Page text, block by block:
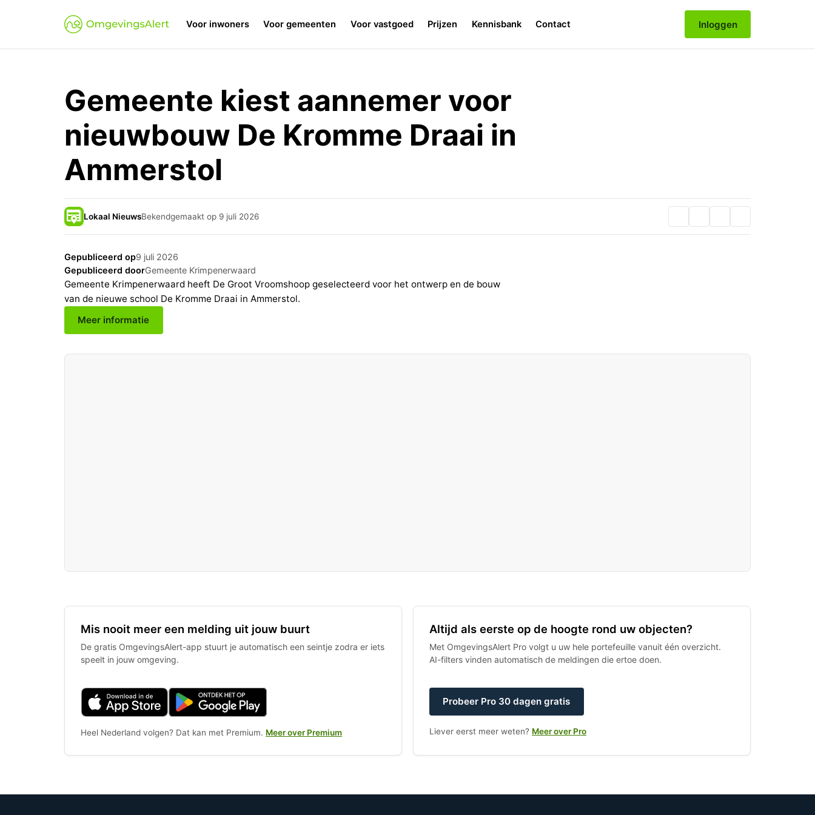
Voor inwoners Voor gemeenten Voor vastgoed Prijzen Kennisbank Contact Inloggen
Gemeente kiest aannemer voor
nieuwbouw De Kromme Draai in
Ammerstol
Lokaal NieuwsBekendgemaakt op 9 juli 2026
Gepubliceerd op9 juli 2026
Gepubliceerd doorGemeente Krimpenerwaard
Gemeente Krimpenerwaard heeft De Groot Vroomshoop geselecteerd voor het ontwerp en de bouw
van de nieuwe school De Kromme Draai in Ammerstol.
Meer informatie
Mis nooit meer een melding uit jouw buurt
De gratis OmgevingsAlert-app stuurt je automatisch een seintje zodra er iets
speelt in jouw omgeving.
Heel Nederland volgen? Dat kan met Premium. Meer over Premium
Altijd als eerste op de hoogte rond uw objecten?
Met OmgevingsAlert Pro volgt u uw hele portefeuille vanuit één overzicht.
AI-filters vinden automatisch de meldingen die ertoe doen.
Probeer Pro 30 dagen gratis
Liever eerst meer weten? Meer over Pro